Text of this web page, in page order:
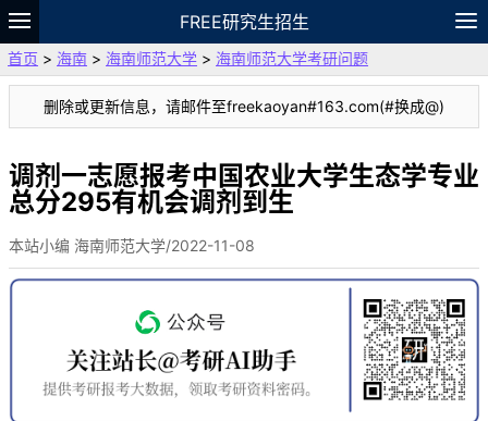
FREE研究生招生
题库
故事 专题 APP 笔记
论坛
VIP
资料
首页 > 海南 > 海南师范大学 > 海南师范大学考研问题
删除或更新信息，请邮件至freekaoyan#163.com(#换成@)
调剂一志愿报考中国农业大学生态学专业
总分295有机会调剂到生
本站小编 海南师范大学/2022-11-08